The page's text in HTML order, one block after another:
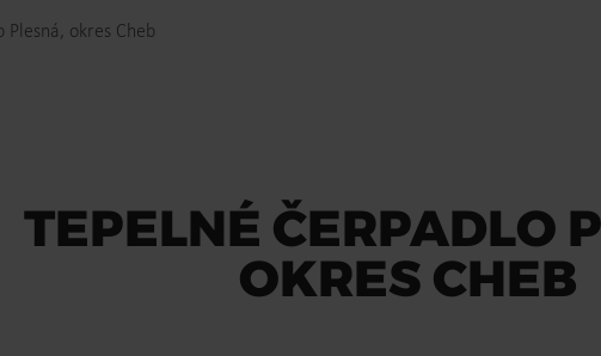
okres Cheb
TEPELNÉ ČERPADLO
OKRES CHEB